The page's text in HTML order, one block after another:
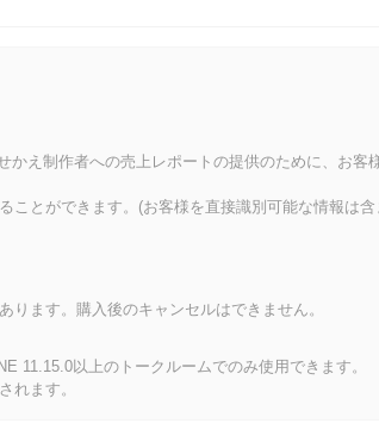
かえ制作者への売上レポートの提供のために、お客
ことができます。(お客様を直接識別可能な情報は
ます。購入後のキャンセルはできません。
11.15.0以上のトークルームでのみ使用できます。
れます。